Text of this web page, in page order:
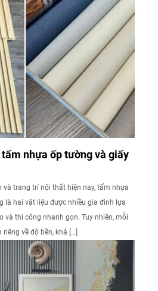
nhựa ốp tường và giấy
và trang trí nội thất hiện nay, tấm nhựa
là hai vật liệu được nhiều gia đình lựa
và thi công nhanh gọn. Tuy nhiên, mỗi
về độ bền, khả […]